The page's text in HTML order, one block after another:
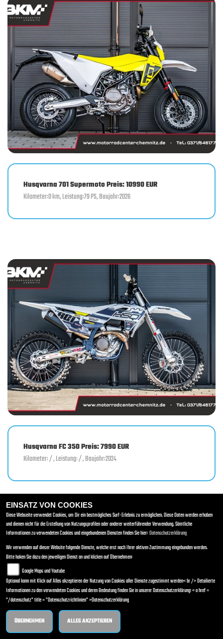
Husqvarna 701 Supermoto Preis: 10990 EUR
Kilometer:0 km, Leistung:79 PS, Baujahr:2026
Husqvarna FC 350 Preis: 7990 EUR
Kilometer: / , Leistung: / , Baujahr:2024
EINSATZ VON COOKIES
Diese Webseite verwendet Cookies, um Dir ein bestmögliches Surf-Erlebnis zu ermöglichen. Diese Daten werden erhoben
und dienen nicht für die Erstellung von Nutzungsprofilen oder anderer weiterführender Verwendung. Sämtliche
Informationen zu verwendeten Cookies und eingebundenen Diensten finden Sie hier:Datenschutzerklärung
Wir verwenden auf dieser Website folgende Dienste, welche erst nach Ihrer aktiven Zustimmung eingebunden werden.
Bitte haken Sie dazu den jeweiligen Dienst an und klicken auf Übernehmen:
Google Maps und Youtube
Optional kann mit Klick auf Alles akzeptieren der Nutzung von Cookies aller Dienste zugestimmt werden< br /> Detailierte
Informationen zu den verwendeten Cookies und deren Bedeutung finden Sie in unserer Datenschutzerklärung: < a href =
"/datenschutz" title = "Datenschutzrichtlinien" >Datenschutzerklärung
ÜBERNEHMEN ALLES AKZEPTIEREN